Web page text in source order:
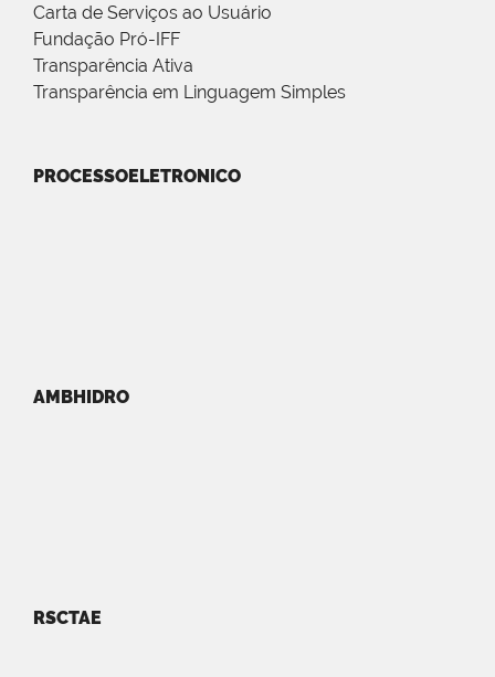
Carta de Serviços ao Usuário
Fundação Pró-IFF
Transparência Ativa
Transparência em Linguagem Simples
PROCESSOELETRONICO
AMBHIDRO
RSCTAE